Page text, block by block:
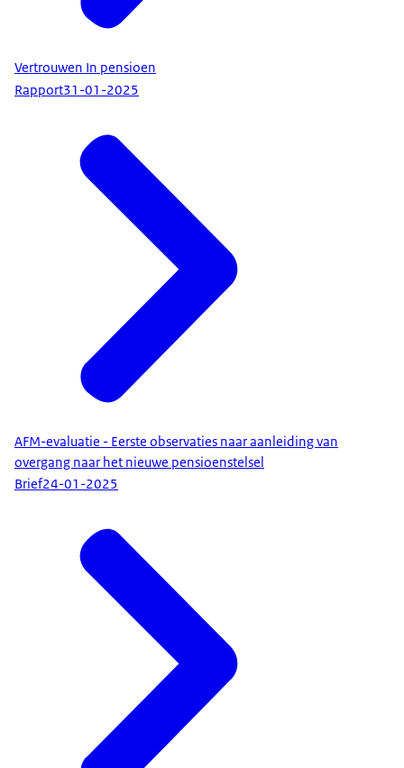
Vertrouwen In pensioen
Rapport31-01-2025
AFM-evaluatie - Eerste observaties naar aanleiding van
overgang naar het nieuwe pensioenstelsel
Brief24-01-2025